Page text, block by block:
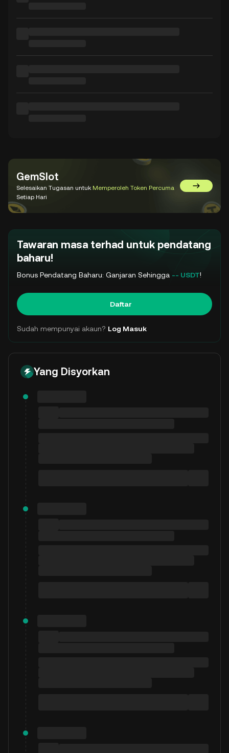
GemSlot
Selesaikan Tugasan untuk Memperoleh Token Percuma
Setiap Hari
Pergi ke
Tawaran masa terhad untuk pendatang
baharu!
Bonus Pendatang Baharu: Ganjaran Sehingga -- USDT!
Daftar
Sudah mempunyai akaun? Log Masuk
Yang Disyorkan